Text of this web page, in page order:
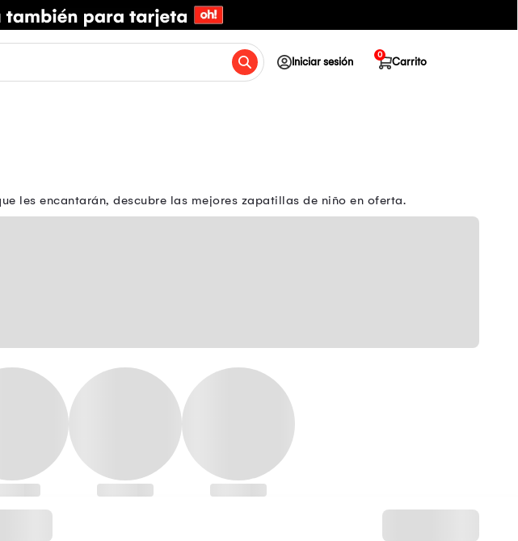
Iniciar sesión Carrito
0
les encantarán, descubre las mejores zapatillas de niño en oferta.